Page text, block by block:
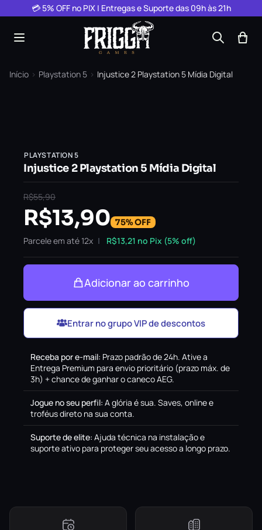
Pular para o conteúdo
💳 5% OFF no PIX | Entregas e Suporte das 09h às 21h
Início › Playstation 5 › Injustice 2 Playstation 5 Mídia Digital
PLAYSTATION 5
Injustice 2 Playstation 5 Mídia Digital
R$55,90
R$13,90 75% OFF
Parcele em até 12x R$13,21 no Pix (5% off)
Adicionar ao carrinho
Entrar no grupo VIP de descontos
Receba por e-mail: Prazo padrão de 24h. Ative a
Entrega Premium para envio prioritário (prazo máx. de
3h) + chance de ganhar o caneco AEG.
Jogue no seu perfil: A glória é sua. Saves, online e
troféus direto na sua conta.
Suporte de elite: Ajuda técnica na instalação e
suporte ativo para proteger seu acesso a longo prazo.